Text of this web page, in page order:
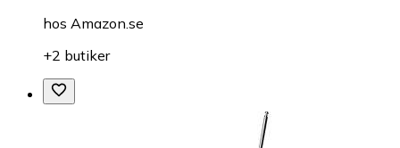
hos Amazon.se
+2 butiker